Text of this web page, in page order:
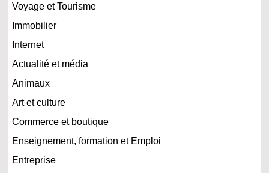
Voyage et Tourisme
Immobilier
Internet
Actualité et média
Animaux
Art et culture
Commerce et boutique
Enseignement, formation et Emploi
Entreprise